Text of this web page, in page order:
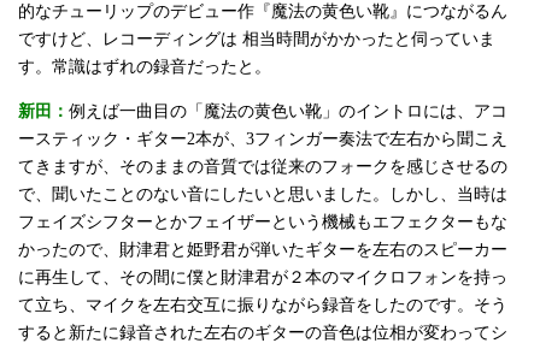
的なチューリップのデビュー作『魔法の黄色い靴』につながるん
ですけど、レコーディングは 相当時間がかかったと伺っていま
す。常識はずれの録音だったと。
新田： 例えば一曲目の「魔法の黄色い靴」のイントロには、アコ
ースティック・ギター2本が、3フィンガー奏法で左右から聞こえ
てきますが、そのままの音質では従来のフォークを感じさせるの
で、聞いたことのない音にしたいと思いました。しかし、当時は
フェイズシフターとかフェイザーという機械もエフェクターもな
かったので、財津君と姫野君が弾いたギターを左右のスピーカー
に再生して、その間に僕と財津君が２本のマイクロフォンを持っ
て立ち、マイクを左右交互に振りながら録音をしたのです。そう
すると新たに録音された左右のギターの音色は位相が変わってシ